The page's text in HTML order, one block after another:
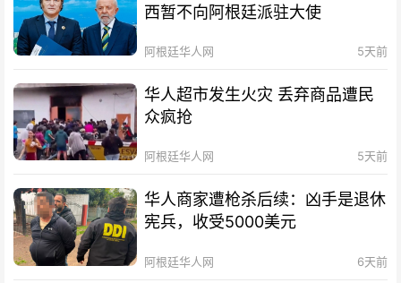
西暂不向阿根廷派驻大使
阿根廷华人网 5天前
华人超市发生火灾 丢弃商品遭民
众疯抢
阿根廷华人网 5天前
华人商家遭枪杀后续：凶手是退休
宪兵，收受5000美元
阿根廷华人网 6天前